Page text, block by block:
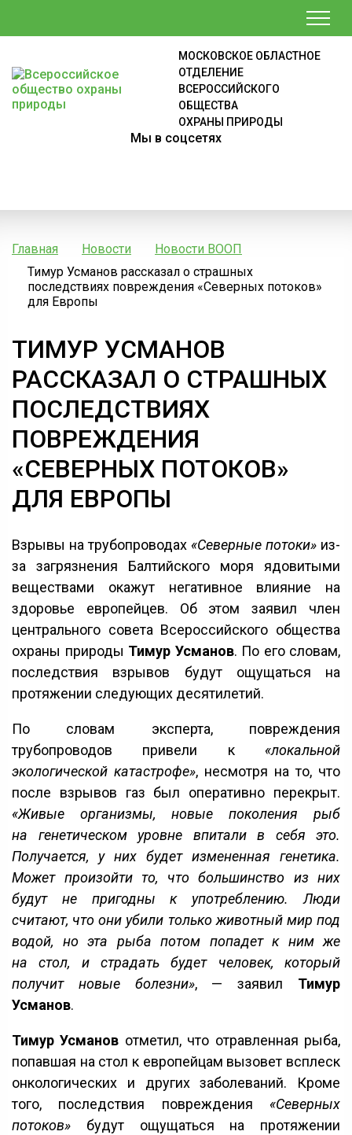
МОСКОВСКОЕ ОБЛАСТНОЕ
ОТДЕЛЕНИЕ
ВСЕРОССИЙСКОГО
ОБЩЕСТВА
ОХРАНЫ ПРИРОДЫ
Мы в соцсетях
Главная Новости
Новости ВООП
Тимур Усманов рассказал о страшных
последствиях повреждения «Северных потоков»
для Европы
ТИМУР УСМАНОВ
РАССКАЗАЛ О СТРАШНЫХ
ПОСЛЕДСТВИЯХ
ПОВРЕЖДЕНИЯ
«СЕВЕРНЫХ ПОТОКОВ»
ДЛЯ ЕВРОПЫ
Взрывы на трубопроводах «Северные потоки» из-
за загрязнения Балтийского моря ядовитыми
веществами окажут негативное влияние на
здоровье европейцев. Об этом заявил член
центрального совета Всероссийского общества
охраны природы Тимур Усманов. По его словам,
последствия взрывов будут ощущаться на
протяжении следующих десятилетий.
По словам эксперта, повреждения
трубопроводов привели к «локальной
экологической катастрофе», несмотря на то, что
после взрывов газ был оперативно перекрыт.
«Живые организмы, новые поколения рыб
на генетическом уровне впитали в себя это.
Получается, у них будет измененная генетика.
Может произойти то, что большинство из них
будут не пригодны к употреблению. Люди
считают, что они убили только животный мир под
водой, но эта рыба потом попадет к ним же
на стол, и страдать будет человек, который
получит новые болезни», — заявил Тимур
Усманов.
Тимур Усманов отметил, что отравленная рыба,
попавшая на стол к европейцам вызовет всплеск
онкологических и других заболеваний. Кроме
того, последствия повреждения «Северных
потоков» будут ощущаться на протяжении